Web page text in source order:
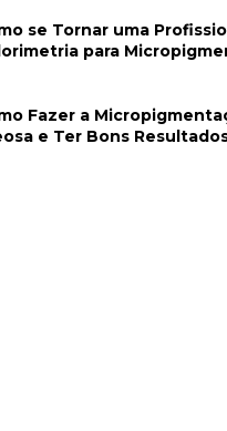
se Tornar uma
para
Fazer a
e Ter Bons